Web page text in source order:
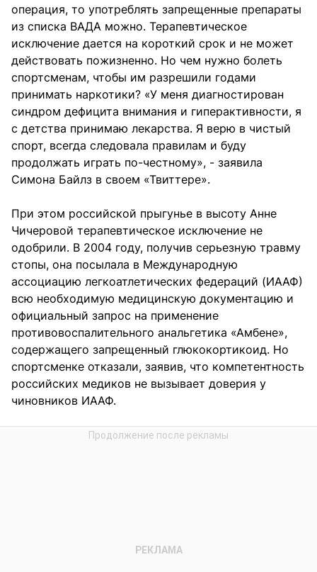
операция, то употреблять запрещенные препараты
из списка ВАДА можно. Терапевтическое
исключение дается на короткий срок и не может
действовать пожизненно. Но чем нужно болеть
спортсменам, чтобы им разрешили годами
принимать наркотики? «У меня диагностирован
синдром дефицита внимания и гиперактивности, я
с детства принимаю лекарства. Я верю в чистый
спорт, всегда следовала правилам и буду
продолжать играть по-честному», - заявила
Симона Байлз в своем «Твиттере».
При этом российской прыгунье в высоту Анне
Чичеровой терапевтическое исключение не
одобрили. В 2004 году, получив серьезную травму
стопы, она посылала в Международную
ассоциацию легкоатлетических федераций (ИААФ)
всю необходимую медицинскую документацию и
официальный запрос на применение
противовоспалительного анальгетика «Амбене»,
содержащего запрещенный глюкокортикоид. Но
спортсменке отказали, заявив, что компетентность
российских медиков не вызывает доверия у
чиновников ИААФ.